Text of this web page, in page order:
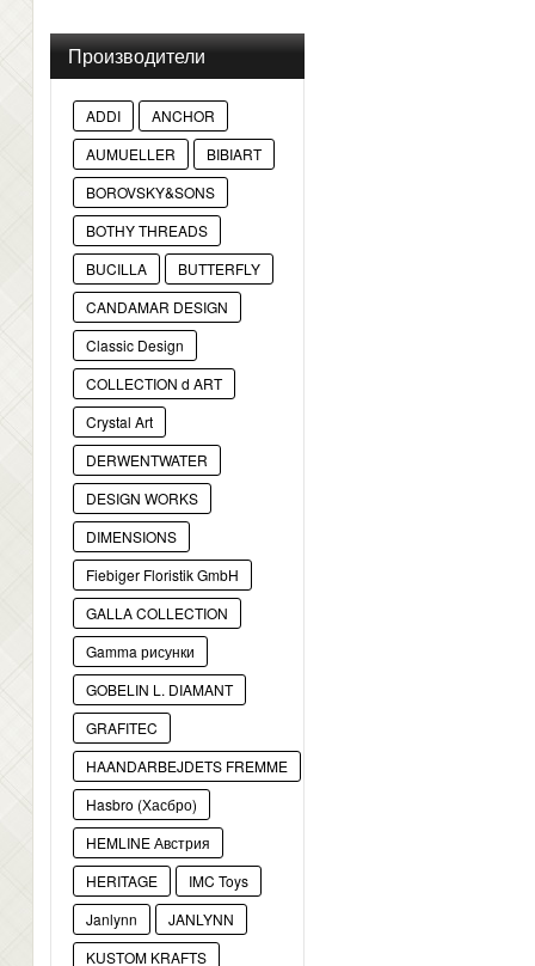
Производители
ADDI
ANCHOR
AUMUELLER
BIBIART
BOROVSKY&SONS
BOTHY THREADS
BUCILLA
BUTTERFLY
CANDAMAR DESIGN
Classic Design
COLLECTION d ART
Crystal Art
DERWENTWATER
DESIGN WORKS
DIMENSIONS
Fiebiger Floristik GmbH
GALLA COLLECTION
Gamma рисунки
GOBELIN L. DIAMANT
GRAFITEC
HAANDARBEJDETS FREMME
Hasbro (Хасбро)
HEMLINE Австрия
HERITAGE
IMC Toys
Janlynn
JANLYNN
KUSTOM KRAFTS